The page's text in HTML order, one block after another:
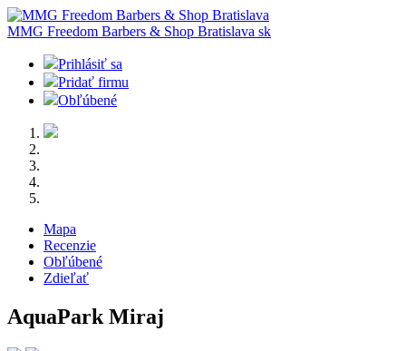
MMG Freedom Barbers & Shop Bratislava sk
Prihlásiť sa
Pridať firmu
Obľúbené
Mapa
Recenzie
Obľúbené
Zdieľať
AquaPark Miraj